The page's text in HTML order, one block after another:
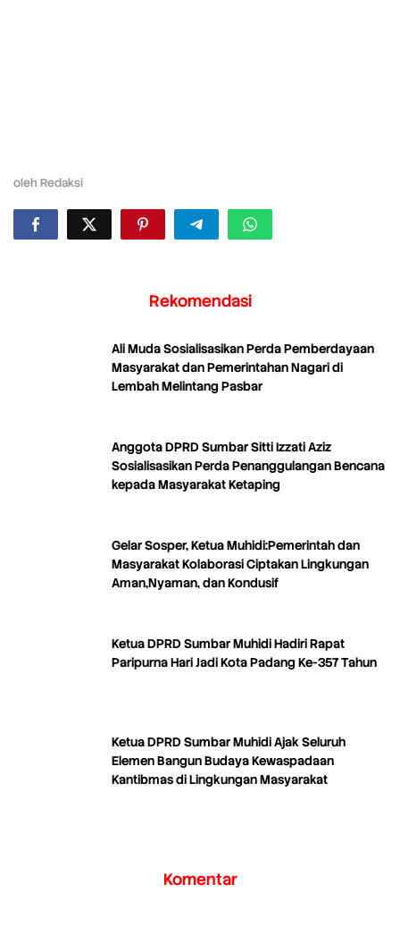
oleh Redaksi
Rekomendasi
Ali Muda Sosialisasikan Perda Pemberdayaan
Masyarakat dan Pemerintahan Nagari di
Lembah Melintang Pasbar
Anggota DPRD Sumbar Sitti Izzati Aziz
Sosialisasikan Perda Penanggulangan Bencana
kepada Masyarakat Ketaping
Gelar Sosper, Ketua Muhidi:Pemerintah dan
Masyarakat Kolaborasi Ciptakan Lingkungan
Aman,Nyaman, dan Kondusif
Ketua DPRD Sumbar Muhidi Hadiri Rapat
Paripurna Hari Jadi Kota Padang Ke-357 Tahun
Ketua DPRD Sumbar Muhidi Ajak Seluruh
Elemen Bangun Budaya Kewaspadaan
Kantibmas di Lingkungan Masyarakat
Komentar